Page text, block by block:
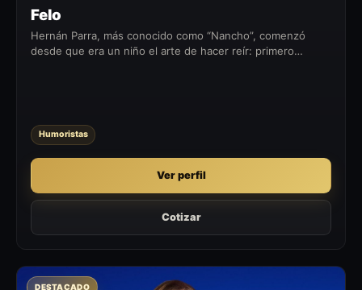
Felo
Hernán Parra, más conocido como “Nancho”, comenzó
desde que era un niño el arte de hacer reír: primero
Humoristas
Ver perfil
Cotizar
DESTACADO